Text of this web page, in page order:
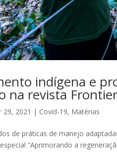
indígena e
na revista
29, 2021 | Covid-19, Matérias
de práticas de manejo
“Aprimorando a